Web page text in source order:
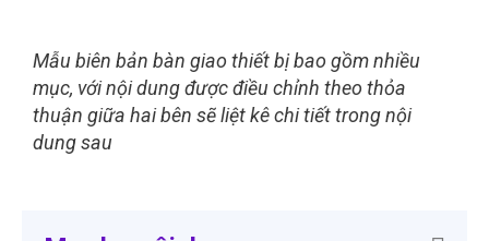
Mẫu biên bản bàn giao thiết bị bao gồm nhiều
mục, với nội dung được điều chỉnh theo thỏa
thuận giữa hai bên sẽ liệt kê chi tiết trong nội
dung sau